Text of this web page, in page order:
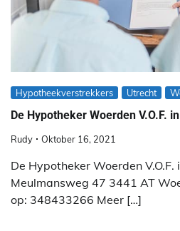
Hypotheekverstrekkers Utrecht
De Hypotheker Woerden V.O.F.
Rudy Oktober 16, 2021
De Hypotheker Woerden V.O.F.
Meulmansweg 47 3441 AT
op: 348433266 Meer […]